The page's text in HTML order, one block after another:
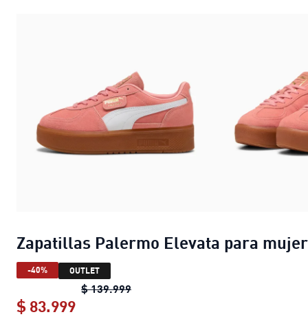
Zapatillas Palermo Elevata para mujer
-40% OUTLET
$ 139.999Zapatillas Palermo Elevata para
$ 83.999